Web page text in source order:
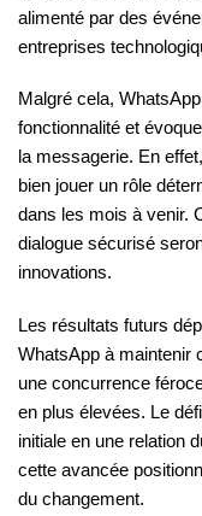
alimenté par des
entreprises
Malgré cela,
fonctionnalité et
la messagerie. En
bien jouer un rôle
dans les mois à venir.
dialogue sécurisé
innovations.
Les résultats futurs
WhatsApp à maintenir
une concurrence
en plus élevées. Le
initiale en une relation
cette avancée
du changement.